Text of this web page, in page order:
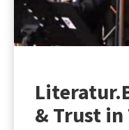
& Trust